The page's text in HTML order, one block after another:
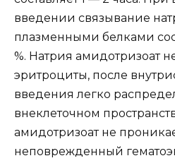
введении связывание
плазменными белками
%. Натрия амидотризоат
эритроциты, после
введения легко
внеклеточном
амидотризоат не
неповрежденный